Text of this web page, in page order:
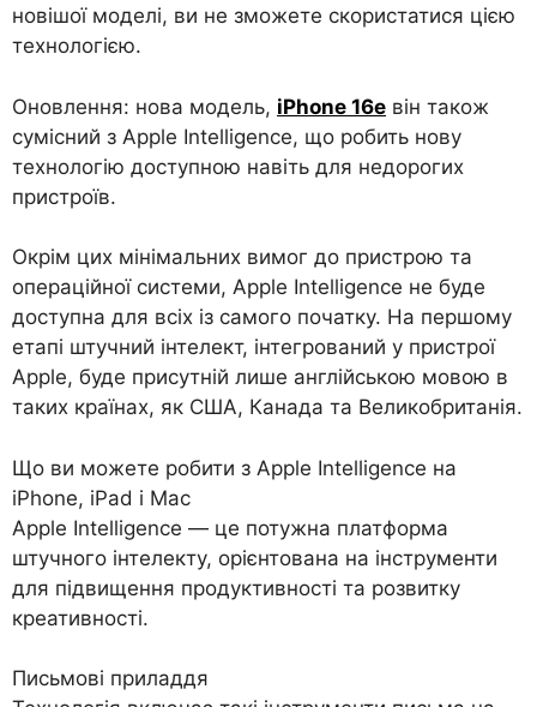
новішої моделі, ви не зможете скористатися цією
технологією.
Оновлення: нова модель, iPhone 16e він також
сумісний з Apple Intelligence, що робить нову
технологію доступною навіть для недорогих
пристроїв.
Окрім цих мінімальних вимог до пристрою та
операційної системи, Apple Intelligence не буде
доступна для всіх із самого початку. На першому
етапі штучний інтелект, інтегрований у пристрої
Apple, буде присутній лише англійською мовою в
таких країнах, як США, Канада та Великобританія.
Що ви можете робити з Apple Intelligence на
iPhone, iPad і Mac
Apple Intelligence — це потужна платформа
штучного інтелекту, орієнтована на інструменти
для підвищення продуктивності та розвитку
креативності.
Письмові приладдя